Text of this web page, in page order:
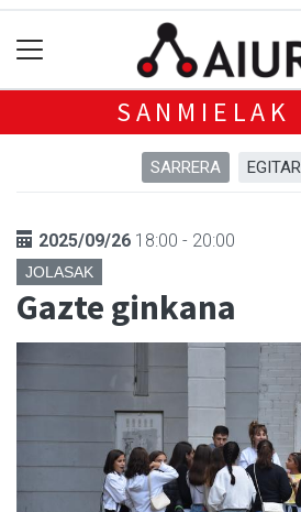
SANMIELAK
SARRERA
2025/09/26 18:00 - 20:00
JOLASAK
Gazte ginkana